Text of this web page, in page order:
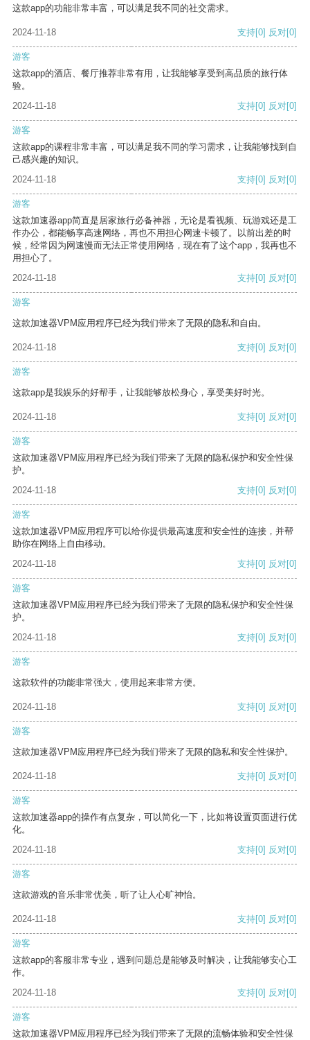
这款app的功能非常丰富，可以满足我不同的社交需求。
2024-11-18 支持[0] 反对[0]
游客
这款app的酒店、餐厅推荐非常有用，让我能够享受到高品质的旅行体
验。
2024-11-18
支持[0] 反对[0]
游客
这款app的课程非常丰富，可以满足我不同的学习需求，让我能够找到自
己感兴趣的知识。
2024-11-18
支持[0] 反对[0]
游客
这款加速器app简直是居家旅行必备神器，无论是看视频、玩游戏还是工
作办公，都能畅享高速网络，再也不用担心网速卡顿了。以前出差的时
候，经常因为网速慢而无法正常使用网络，现在有了这个app，我再也不
用担心了。
2024-11-18
支持[0] 反对[0]
游客
这款加速器VPM应用程序已经为我们带来了无限的隐私和自由。
2024-11-18 支持[0] 反对[0]
游客
这款app是我娱乐的好帮手，让我能够放松身心，享受美好时光。
2024-11-18 支持[0] 反对[0]
游客
这款加速器VPM应用程序已经为我们带来了无限的隐私保护和安全性保
护。
2024-11-18
支持[0] 反对[0]
游客
这款加速器VPM应用程序可以给你提供最高速度和安全性的连接，并帮
助你在网络上自由移动。
2024-11-18
支持[0] 反对[0]
游客
这款加速器VPM应用程序已经为我们带来了无限的隐私保护和安全性保
护。
2024-11-18
支持[0] 反对[0]
游客
这款软件的功能非常强大，使用起来非常方便。
2024-11-18 支持[0] 反对[0]
游客
这款加速器VPM应用程序已经为我们带来了无限的隐私和安全性保护。
2024-11-18 支持[0] 反对[0]
游客
这款加速器app的操作有点复杂，可以简化一下，比如将设置页面进行优
化。
2024-11-18
支持[0] 反对[0]
游客
这款游戏的音乐非常优美，听了让人心旷神怡。
2024-11-18 支持[0] 反对[0]
游客
这款app的客服非常专业，遇到问题总是能够及时解决，让我能够安心工
作。
2024-11-18
支持[0] 反对[0]
游客
这款加速器VPM应用程序已经为我们带来了无限的流畅体验和安全性保